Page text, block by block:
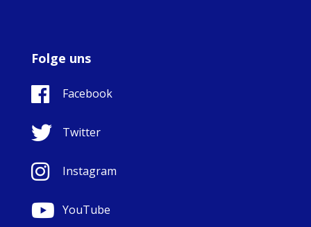
Folge uns
Facebook
Twitter
Instagram
YouTube